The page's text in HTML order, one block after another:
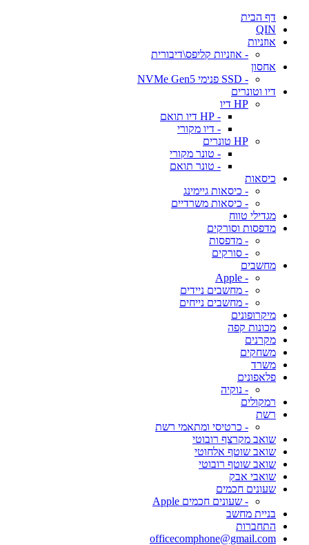
דף הבית
QIN
אוזניות
- אוזניות קליפס\דיבורית
אחסון
- SSD פנימי NVMe Gen5
דיו וטונרים
HP דיו
- HP דיו תואם
- דיו מקורי
HP טונרים
- טונר מקורי
- טונר תואם
כיסאות
- כיסאות גיימינג
- כיסאות משרדיים
מגדילי טווח
מדפסות וסורקים
- מדפסות
- סורקים
מחשבים
- Apple
- מחשבים ניידים
- מחשבים נייחים
מיקרופונים
מכונות קפה
מקרנים
משחקים
משרד
פלאפונים
- נוקיה
רמקולים
רשת
- כרטיסי ומתאמי רשת
שואב מקרצף רובוטי
שואב שוטף אלחוטי
שואב שוטף רובוטי
שואבי אבק
שעונים חכמים
- שעונים חכמים Apple
בניית מחשב
התחברות
officecomphone@gmail.com